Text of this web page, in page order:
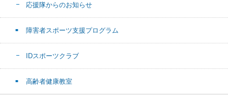
応援隊からのお知らせ
障害者スポーツ支援プログラム
IDスポーツクラブ
高齢者健康教室